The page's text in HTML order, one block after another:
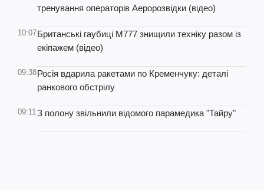
тренування операторів Аеророзвідки (відео)
10:07Британські гаубиці M777 знищили техніку разом із
екіпажем (відео)
09:38Росія вдарила ракетами по Кременчуку: деталі
ранкового обстрілу
09:11З полону звільнили відомого парамедика "Тайру"